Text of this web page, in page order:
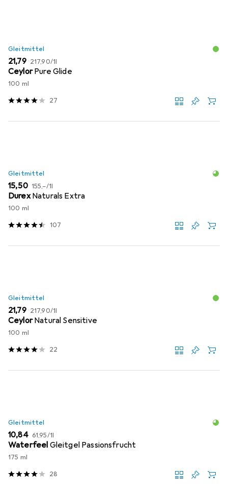
Gleitmittel
EUR
21,79 EUR
217,90/1l
Ceylor Pure Glide
100 ml
27
Gleitmittel
EUR
15,50 EUR
155,–/1l
Durex Naturals Extra
100 ml
107
Gleitmittel
EUR
21,79 EUR
217,90/1l
Ceylor Natural Sensitive
100 ml
22
Gleitmittel
EUR
10,84 EUR
61,95/1l
Waterfeel Gleitgel Passionsfrucht
175 ml
28